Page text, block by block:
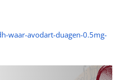
waar-avodart-duagen-0.5mg-